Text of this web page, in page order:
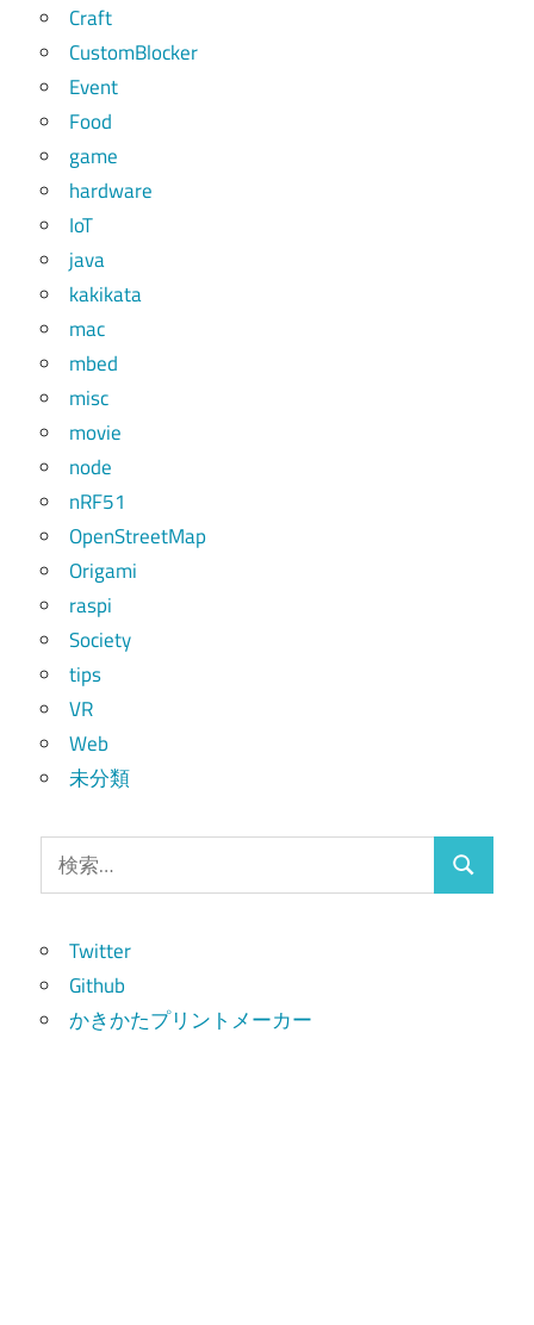
Craft
CustomBlocker
Event
Food
game
hardware
IoT
java
kakikata
mac
mbed
misc
movie
node
nRF51
OpenStreetMap
Origami
raspi
Society
tips
VR
Web
未分類
索:
検
Twitter
Github
かきかたプリントメーカー